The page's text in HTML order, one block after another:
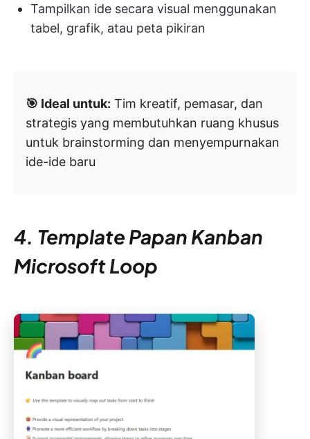
Tampilkan ide secara visual menggunakan
tabel, grafik, atau peta pikiran
🎯 Ideal untuk: Tim kreatif, pemasar, dan
strategis yang membutuhkan ruang khusus
untuk brainstorming dan menyempurnakan
ide-ide baru
4. Template Papan Kanban
Microsoft Loop